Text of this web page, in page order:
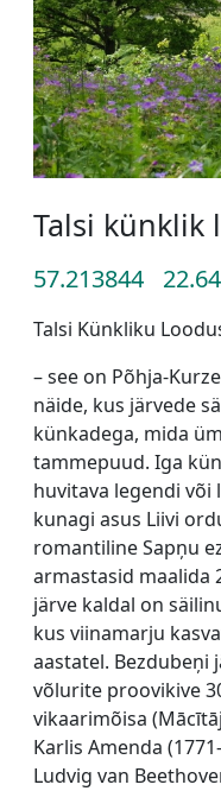
Talsi künklik
57.213844
Talsi Künkliku
– see on Põhja-
näide, kus järvede
künkadega, mida
tammepuud. Iga
huvitava legendi või
kunagi asus Liivi
romantiline Sapņu
armastasid maalida
järve kaldal on
kus viinamarju
aastatel. Bezdubeņi
võlurite proovikive
vikaarimõisa
Karlis Amenda
Ludvig van